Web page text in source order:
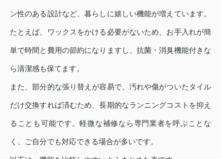
ン性のある設計など、暮らしに嬉しい機能が増えています。
たとえば、ワックスをかける必要がないため、お手入れが簡
単で時間と費用の節約になりますし、抗菌・消臭機能付きな
ら清潔感も保てます。
また、部分的な張り替えが容易で、汚れや傷がついたタイル
だけ交換すれば済むため、長期的なランニングコストを抑え
ることも可能です。軽微な補修なら専門業者を呼ぶことな
く、ご自分でも対応できる場合が多いです。